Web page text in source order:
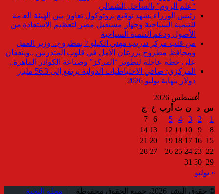
“علم الروم” بالساحل الشمالي
رئيس الوزراء يشهد توقيع بروتوكول تعاون بين الهيئة العامة
للتنمية السياحية وجهاز مستقبل مصر لتعظيم الاستفادة من
الأصول ودعم التنمية السياحية
من قلب مركز تدريب مهني الكيلو 7 بمطروح.. وزير العمل
ومحافظ مطروح يزرعان الأمل في قلوب المتدربين ..ويتفقان
على خطة عاجلة لتطوير “المركز” وصناعة الكوادر الماهرة..
المركزي: صافي الاحتياطيات الدولية يرتفع إلى 56.3 مليار
دولار بنهاية يوليو 2026
أغسطس 2026
س د ن ث أرب خ
ج
1
2
3
4
5
6
7
8
9
10
11
12
13
14
15
16
17
18
19
20
21
22
23
24
25
26
27
28
29
30
31
« يوليو
© حقوق النشر 2026، جميع الحقوق محفوظة | مجلة النخبة